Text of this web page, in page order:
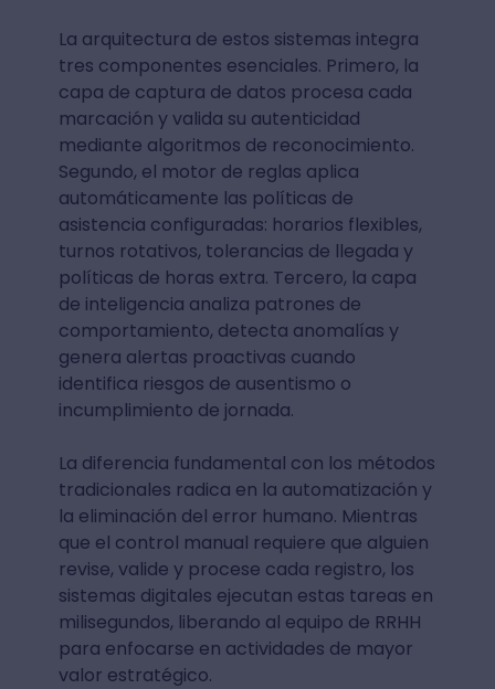
La arquitectura de estos sistemas integra
tres componentes esenciales. Primero, la
capa de captura de datos procesa cada
marcación y valida su autenticidad
mediante algoritmos de reconocimiento.
Segundo, el motor de reglas aplica
automáticamente las políticas de
asistencia configuradas: horarios flexibles,
turnos rotativos, tolerancias de llegada y
políticas de horas extra. Tercero, la capa
de inteligencia analiza patrones de
comportamiento, detecta anomalías y
genera alertas proactivas cuando
identifica riesgos de ausentismo o
incumplimiento de jornada.
La diferencia fundamental con los métodos
tradicionales radica en la automatización y
la eliminación del error humano. Mientras
que el control manual requiere que alguien
revise, valide y procese cada registro, los
sistemas digitales ejecutan estas tareas en
milisegundos, liberando al equipo de RRHH
para enfocarse en actividades de mayor
valor estratégico.